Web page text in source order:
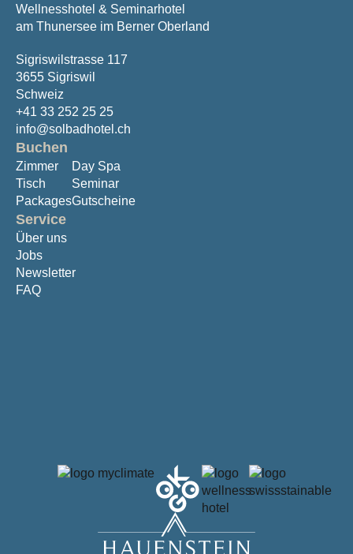
Wellnesshotel & Seminarhotel
am Thunersee im Berner Oberland
Sigriswilstrasse 117
3655 Sigriswil
Schweiz
+41 33 252 25 25
info@solbadhotel.ch
Buchen
Zimmer
Tisch
Packages
Day Spa
Seminar
Gutscheine
Service
Über uns
Jobs
Newsletter
FAQ